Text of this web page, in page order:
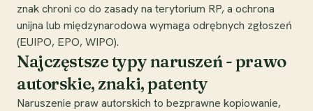
znak chroni co do zasady na terytorium RP, a ochrona
unijna lub międzynarodowa wymaga odrębnych zgłoszeń
(EUIPO, EPO, WIPO).
Najczęstsze typy naruszeń - prawo
autorskie, znaki, patenty
Naruszenie praw autorskich to bezprawne kopiowanie,